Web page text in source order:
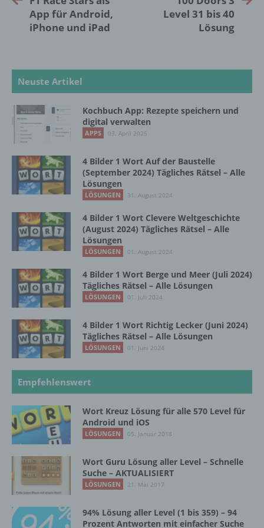
App für Android,
iPhone und iPad
Level 31 bis 40
Lösung
Neuste Artikel
Kochbuch App: Rezepte speichern und
digital verwalten
APPS 03. April 2025
4 Bilder 1 Wort Auf der Baustelle
(September 2024) Tägliches Rätsel – Alle
Lösungen
LÖSUNGEN 31. August 2024
4 Bilder 1 Wort Clevere Weltgeschichte
(August 2024) Tägliches Rätsel – Alle
Lösungen
LÖSUNGEN 01. August 2024
4 Bilder 1 Wort Berge und Meer (Juli 2024)
Tägliches Rätsel – Alle Lösungen
LÖSUNGEN 01. Juli 2024
4 Bilder 1 Wort Richtig Lecker (Juni 2024)
Tägliches Rätsel – Alle Lösungen
LÖSUNGEN 01. Juni 2024
Empfehlenswert
Wort Kreuz Lösung für alle 570 Level für
Android und iOS
LÖSUNGEN 05. Januar 2018
Wort Guru Lösung aller Level – Schnelle
Suche – AKTUALISIERT
LÖSUNGEN 21. Mai 2017
94% Lösung aller Level (1 bis 359) – 94
Prozent Antworten mit einfacher Suche
künftige Verarbeitung einzuschränken.
Profiling ist jede Art der automatisierten
Verarbeitung personenbezogener Daten, die
darin besteht, dass diese
personenbezogenen Daten verwendet
werden, um bestimmte persönliche Aspekte,
die sich auf eine natürliche Person beziehen,
zu bewerten, insbesondere, um Aspekte
bezüglich Arbeitsleistung, wirtschaftlicher
Lage, Gesundheit, persönlicher Vorlieben,
Interessen, Zuverlässigkeit, Verhalten,
Aufenthaltsort oder Ortswechsel dieser
natürlichen Person zu analysieren oder
vorherzusagen.
f) Pseudonymisierung
Pseudonymisierung ist die Verarbeitung
personenbezogener Daten in einer Weise,
auf welche die personenbezogenen Daten
Informationen nicht mehr einer spezifischen
betroffenen Person zugeordnet werden
können, sofern diese zusätzlichen
Maßnahmen unterliegen, die gewährleisten,
einer identifizierten oder identifizierbaren
natürlichen Person zugewiesen werden.
g) Verantwortlicher oder für die Verarbeitung
Verantwortlicher
Verantwortlicher oder für die Verarbeitung
Verantwortlicher ist die natürliche oder
juristische Person, Behörde, Einrichtung